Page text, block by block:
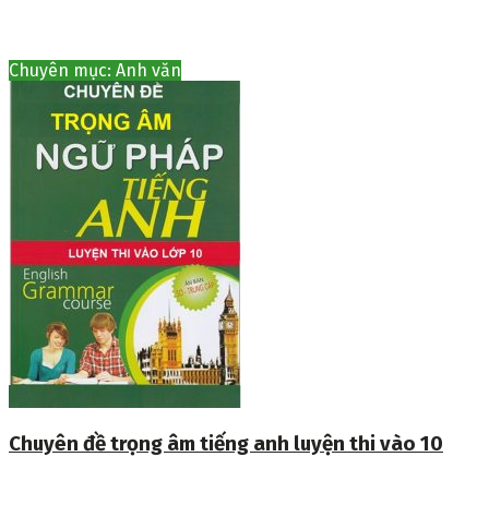
Chuyên mục: Anh văn
Chuyên đề trọng âm tiếng anh luyện thi vào 10